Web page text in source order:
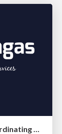
Distributed Sagas: A Protocol for Coordinating Microservices